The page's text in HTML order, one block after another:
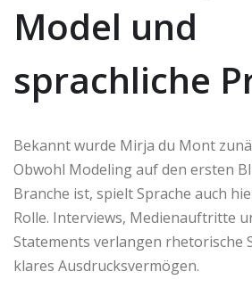
Model und
sprachliche
Bekannt wurde Mirja du Mont
Obwohl Modeling auf den ersten
Branche ist, spielt Sprache auch
Rolle. Interviews, Medienauftritte
Statements verlangen rhetorische
klares Ausdrucksvermögen.